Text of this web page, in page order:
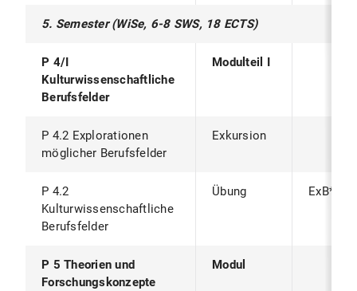
5. Semester (WiSe, 6-8 SWS, 18 ECTS)
P 4/I
Kulturwissenschaftliche
Berufsfelder
Modulteil I
P 4.2 Explorationen
möglicher Berufsfelder
Exkursion
P 4.2
Kulturwissenschaftliche
Berufsfelder
Übung ExB*
P 5 Theorien und
Forschungskonzepte
Modul